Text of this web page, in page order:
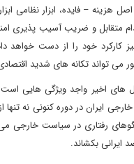
هزینه – فایده، ابزار نظامی
متقابل و ضریب آسیب پذیری
کارکرد خود را از دست
می تواند تکانه های شدید
اخیر واجد ویژگی هایی است
ایران در دوره کنونی نه
رفتاری در سیاست خارجی می
ایرانی بکشاند.